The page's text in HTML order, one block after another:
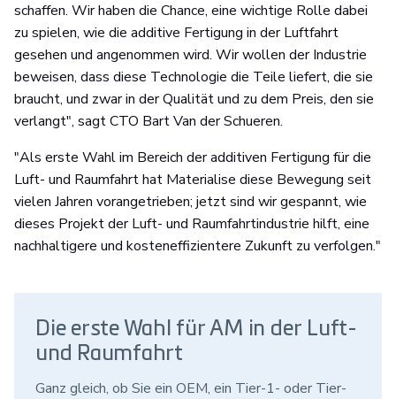
schaffen. Wir haben die Chance, eine wichtige Rolle dabei
zu spielen, wie die additive Fertigung in der Luftfahrt
gesehen und angenommen wird. Wir wollen der Industrie
beweisen, dass diese Technologie die Teile liefert, die sie
braucht, und zwar in der Qualität und zu dem Preis, den sie
verlangt", sagt CTO Bart Van der Schueren.
"Als erste Wahl im Bereich der additiven Fertigung für die
Luft- und Raumfahrt hat Materialise diese Bewegung seit
vielen Jahren vorangetrieben; jetzt sind wir gespannt, wie
dieses Projekt der Luft- und Raumfahrtindustrie hilft, eine
nachhaltigere und kosteneffizientere Zukunft zu verfolgen."
Die erste Wahl für AM in der Luft-
und Raumfahrt
Ganz gleich, ob Sie ein OEM, ein Tier-1- oder Tier-